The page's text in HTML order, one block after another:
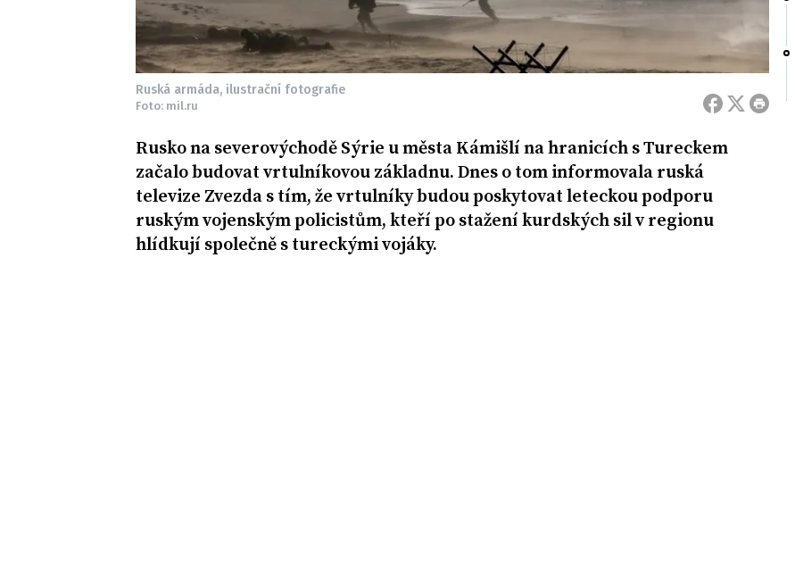
Ruská armáda, ilustrační fotografie
Foto: mil.ru
Rusko na severovýchodě Sýrie u města Kámišlí na hranicích s Tureckem
začalo budovat vrtulníkovou základnu. Dnes o tom informovala ruská
televize Zvezda s tím, že vrtulníky budou poskytovat leteckou podporu
ruským vojenským policistům, kteří po stažení kurdských sil v regionu
hlídkují společně s tureckými vojáky.